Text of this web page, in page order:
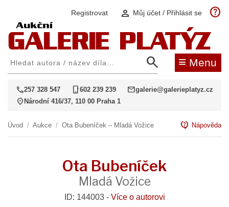
Registrovat person Můj účet / Přihlásit se help
search ≡ Menu
call257 328 547 phone_iphone602 239 239 mailgalerie@galerieplatyz.cz
location_on Národní 416/37, 110 00 Praha 1
Úvod / Aukce / Ota Bubeníček – Mladá Vožice contact_support Nápověda
Ota Bubeníček
Mladá Vožice
ID: 144003 - Více o autorovi